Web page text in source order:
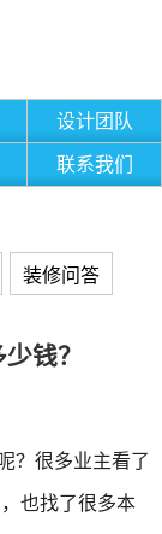
设计团队
联系我们
装修问答
钱？
？很多业主看了
，也找了很多本